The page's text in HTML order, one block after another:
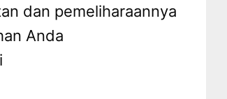
dan pemeliharaannya
Anda